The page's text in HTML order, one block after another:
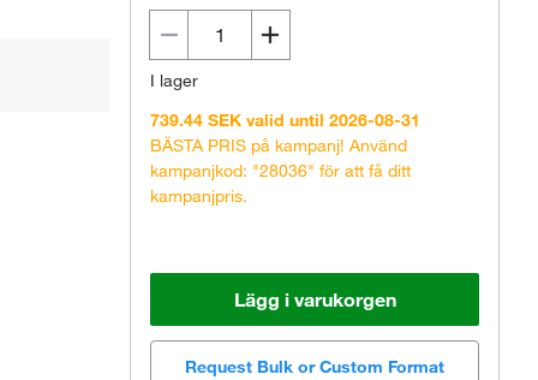
I lager
739.44 SEK valid until 2026-08-31
BÄSTA PRIS på kampanj! Använd
kampanjkod: "28036" för att få ditt
kampanjpris.
Lägg i varukorgen
Request Bulk or Custom Format